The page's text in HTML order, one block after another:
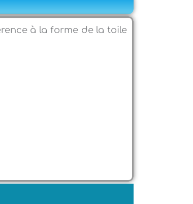
à la forme de la toile